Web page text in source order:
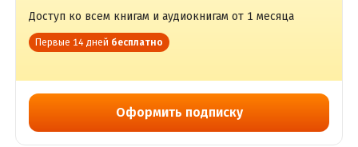
Доступ ко всем книгам и аудиокнигам от 1 месяца
Первые 14 дней бесплатно
Оформить подписку